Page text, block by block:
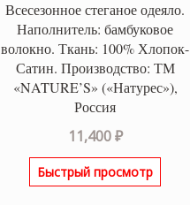
Всесезонное стеганое одеяло.
Наполнитель: бамбуковое
волокно. Ткань: 100% Хлопок-
Сатин. Производство: ТМ
«NATURE’S» («Натурес»),
Россия
11,400₽
Быстрый просмотр